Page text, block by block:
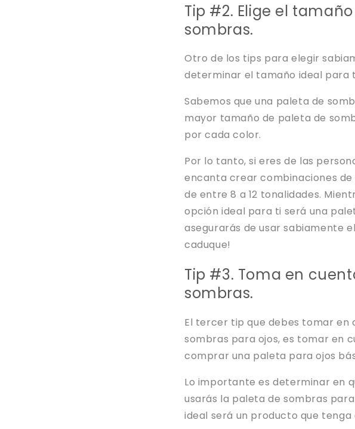
Tip #2. Elige el
sombras.
Otro de los tips para elegir
determinar el tamaño ideal para
Sabemos que una paleta de
mayor tamaño de paleta de
por cada color.
Por lo tanto, si eres de las
encanta crear combinaciones
de entre 8 a 12 tonalidades.
opción ideal para ti será una
asegurarás de usar sabiamente
caduque!
Tip #3. Toma en
sombras.
El tercer tip que debes tomar en
sombras para ojos, es tomar en
comprar una paleta para ojos
Lo importante es determinar en
usarás la paleta de sombras
ideal será un producto que